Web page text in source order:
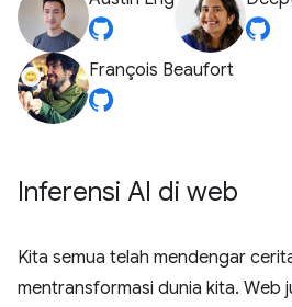
François Beaufort
Inferensi AI di web
Kita semua telah mendengar
mentransformasi dunia kita. Web